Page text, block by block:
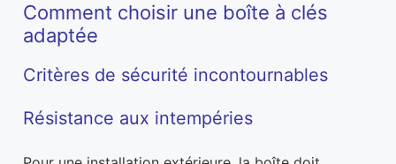
Comment choisir une boîte à clés
adaptée
Critères de sécurité incontournables
Résistance aux intempéries